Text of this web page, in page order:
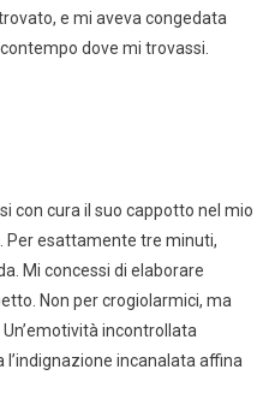
e mi aveva congedata
dove mi trovassi.
con cura il suo cappotto nel mio
Per esattamente tre minuti,
Mi concessi di elaborare
Non per crogiolarmici, ma
incontrollata
incanalata affina